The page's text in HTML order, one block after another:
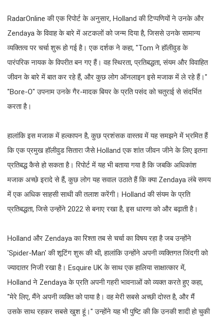
RadarOnline की एक रिपोर्ट के अनुसार, Holland की टिप्पणियों ने उनके और
Zendaya के विवाह के बारे में अटकलों को जन्म दिया है, जिससे उनके सामान्य
व्यक्तित्व पर चर्चा शुरू हो गई है। एक दर्शक ने कहा, "Tom ने हॉलीवुड के
पारंपरिक नायक के विपरीत बन गए हैं। वह स्थिरता, प्रतिबद्धता, संयम और विवाहित
जीवन के बारे में बात कर रहे हैं, और कुछ लोग ऑनलाइन इसे मजाक में ले रहे हैं।"
"Bore-O" उपनाम उनके गैर-मादक बियर के प्रति पसंद को चतुराई से संदर्भित
करता है।
हालांकि इस मजाक में हल्कापन है, कुछ प्रशंसक वास्तव में यह समझने में भ्रमित हैं
कि एक प्रमुख हॉलीवुड सितारा जैसे Holland एक शांत जीवन जीने के लिए इतना
प्रतिबद्ध कैसे हो सकता है। रिपोर्ट में यह भी बताया गया है कि जबकि अधिकांश
मजाक अच्छे इरादे से हैं, कुछ लोग यह सवाल उठाते हैं कि क्या Zendaya लंबे समय
में एक अधिक साहसी साथी की तलाश करेंगी। Holland की संयम के प्रति
प्रतिबद्धता, जिसे उन्होंने 2022 से बनाए रखा है, इस धारणा को और बढ़ाती है।
Holland और Zendaya का रिश्ता तब से चर्चा का विषय रहा है जब उन्होंने
'Spider-Man' की शूटिंग शुरू की थी, हालांकि उन्होंने अपनी व्यक्तिगत जिंदगी को
ज्यादातर निजी रखा है। Esquire UK के साथ एक हालिया साक्षात्कार में,
Holland ने Zendaya के प्रति अपनी गहरी भावनाओं को व्यक्त करते हुए कहा,
"मेरे लिए, मैंने अपनी व्यक्ति को पाया है। वह मेरी सबसे अच्छी दोस्त है, और मैं
उसके साथ रहकर सबसे खुश हूं।" उन्होंने यह भी पुष्टि की कि उनकी शादी हो चुकी